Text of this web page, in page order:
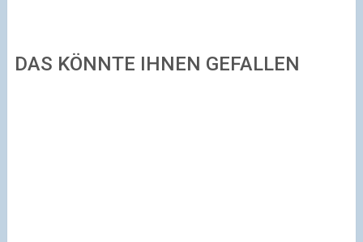
DAS KÖNNTE IHNEN GEFALLEN